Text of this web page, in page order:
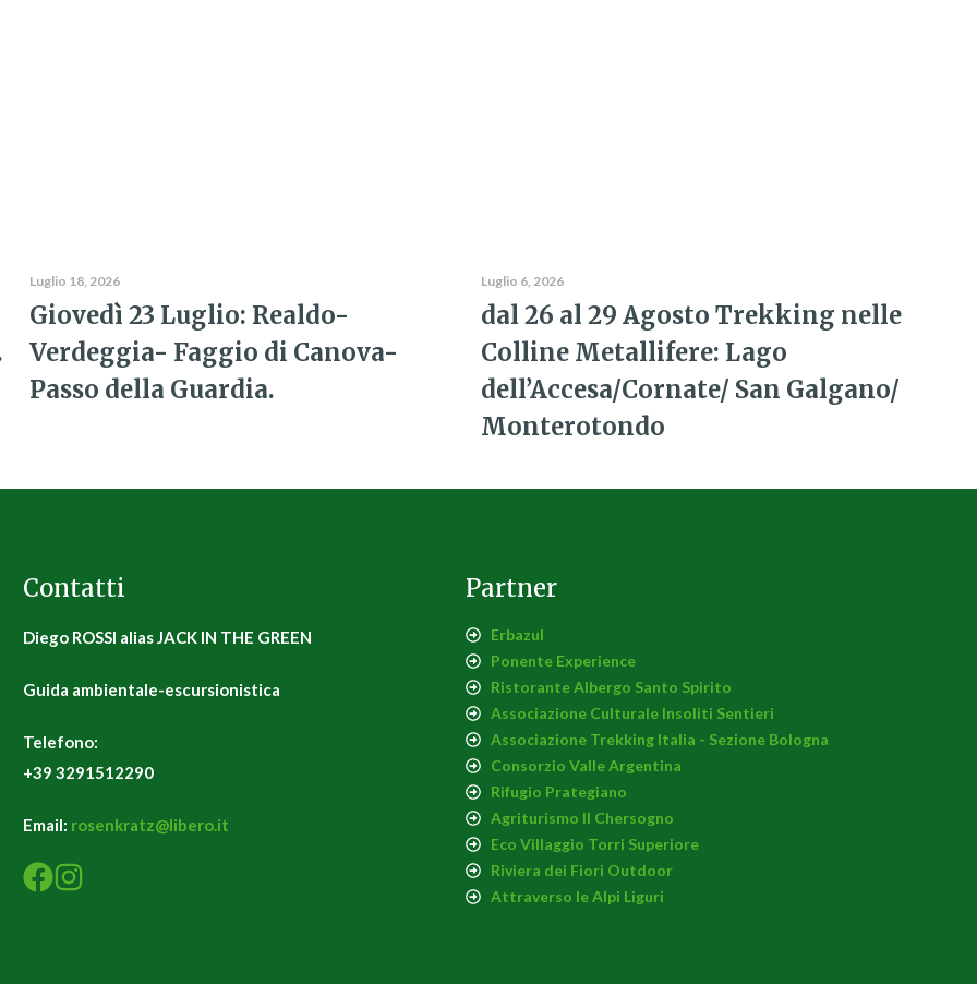
Luglio 18, 2026
Giovedì 23 Luglio: Realdo-
Verdeggia- Faggio di Canova-
Passo della Guardia.
Luglio 6, 2026
dal 26 al 29 Agosto Trekking nelle
Colline Metallifere: Lago
dell’Accesa/Cornate/ San Galgano/
Monterotondo
Contatti
Diego ROSSI alias JACK IN THE GREEN
Guida ambientale-escursionistica
Telefono:
+39 3291512290
Email: rosenkratz@libero.it
Partner
Erbazul
Ponente Experience
Ristorante Albergo Santo Spirito
Associazione Culturale Insoliti Sentieri
Associazione Trekking Italia - Sezione Bologna
Consorzio Valle Argentina
Rifugio Prategiano
Agriturismo Il Chersogno
Eco Villaggio Torri Superiore
Riviera dei Fiori Outdoor
Attraverso le Alpi Liguri